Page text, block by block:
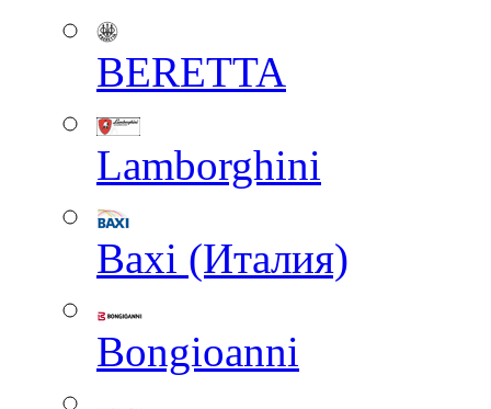
BERETTA
Lamborghini
Baxi (Италия)
Вongioanni